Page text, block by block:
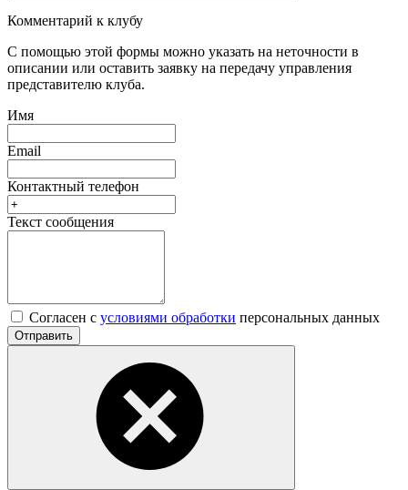
Комментарий к клубу
С помощью этой формы можно указать на неточности в
описании или оставить заявку на передачу управления
представителю клуба.
Имя
Email
Контактный телефон
Текст сообщения
Согласен с условиями обработки персональных данных
Отправить